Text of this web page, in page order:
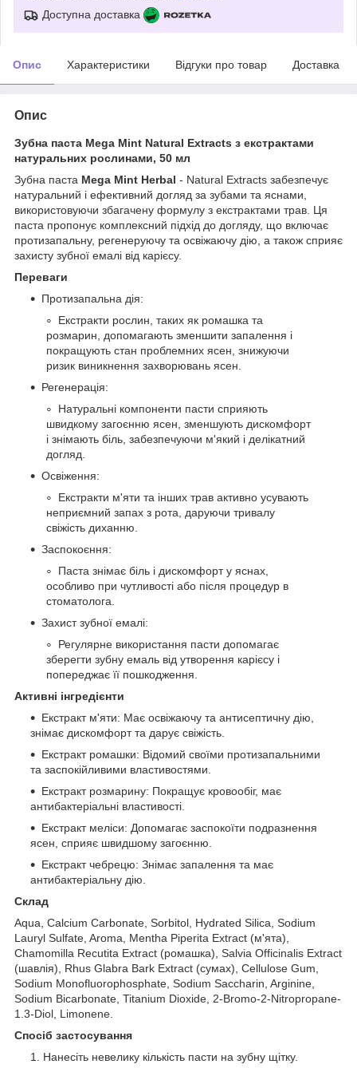
Доступна доставка
Опис Характеристики Відгуки про товар Доставка
Опис
Зубна паста Mega Мint Natural Extracts з екстрактами
натуральних рослинами, 50 мл
Зубна паста Mega Mint Herbal - Natural Extracts забезпечує
натуральний і ефективний догляд за зубами та яснами,
використовуючи збагачену формулу з екстрактами трав. Ця
паста пропонує комплексний підхід до догляду, що включає
протизапальну, регенеруючу та освіжаючу дію, а також сприяє
захисту зубної емалі від карієсу.
Переваги
Протизапальна дія:
Екстракти рослин, таких як ромашка та
розмарин, допомагають зменшити запалення і
покращують стан проблемних ясен, знижуючи
ризик виникнення захворювань ясен.
Регенерація:
Натуральні компоненти пасти сприяють
швидкому загоєнню ясен, зменшують дискомфорт
і знімають біль, забезпечуючи м'який і делікатний
догляд.
Освіження:
Екстракти м'яти та інших трав активно усувають
неприємний запах з рота, даруючи тривалу
свіжість диханню.
Заспокоєння:
Паста знімає біль і дискомфорт у яснах,
особливо при чутливості або після процедур в
стоматолога.
Захист зубної емалі:
Регулярне використання пасти допомагає
зберегти зубну емаль від утворення карієсу і
попереджає її пошкодження.
Активні інгредієнти
Екстракт м'яти: Має освіжаючу та антисептичну дію,
знімає дискомфорт та дарує свіжість.
Екстракт ромашки: Відомий своїми протизапальними
та заспокійливими властивостями.
Екстракт розмарину: Покращує кровообіг, має
антибактеріальні властивості.
Екстракт меліси: Допомагає заспокоїти подразнення
ясен, сприяє швидшому загоєнню.
Екстракт чебрецю: Знімає запалення та має
антибактеріальну дію.
Склад
Aqua, Calcium Carbonate, Sorbitol, Hydrated Silica, Sodium
Lauryl Sulfate, Aroma, Mentha Piperita Extract (м'ята),
Chamomilla Recutita Extract (ромашка), Salvia Officinalis Extract
(шавлія), Rhus Glabra Bark Extract (сумах), Cellulose Gum,
Sodium Monofluorophosphate, Sodium Saccharin, Arginine,
Sodium Bicarbonate, Titanium Dioxide, 2-Bromo-2-Nitropropane-
1.3-Diol, Limonene.
Спосіб застосування
Нанесіть невелику кількість пасти на зубну щітку.